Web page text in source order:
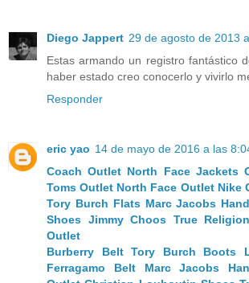
Diego Jappert 29 de agosto de 2013
Estas armando un registro fantástico
haber estado creo conocerlo y vivirlo
Responder
eric yao 14 de mayo de 2016 a las
Coach Outlet North Face Jackets
Toms Outlet North Face Outlet Nike
Tory Burch Flats Marc Jacobs
Shoes Jimmy Choos True
Outlet
Burberry Belt Tory Burch Boots
Ferragamo Belt
Marc Jacobs